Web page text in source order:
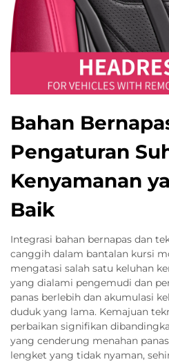
Bahan
Pengaturan
Kenyamanan
Baik
Integrasi bahan bernapas dan
canggih dalam bantalan kursi
mengatasi salah satu keluhan
yang dialami pengemudi dan
panas berlebih dan akumulasi
duduk yang lama. Kemajuan
perbaikan signifikan
yang cenderung menahan
lengket yang tidak nyaman,